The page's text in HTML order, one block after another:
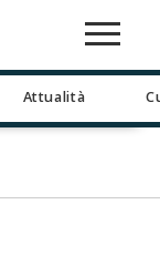
Attualità